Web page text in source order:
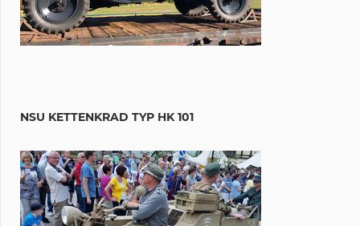
NSU KETTENKRAD TYP HK 101